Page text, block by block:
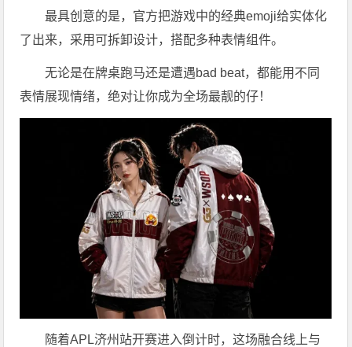
最具创意的是，官方把游戏中的经典emoji给实体化
了出来，采用可拆卸设计，搭配多种表情组件。
无论是在牌桌跑马还是遭遇bad beat，都能用不同
表情展现情绪，绝对让你成为全场最靓的仔！
随着APL济州站开赛进入倒计时，这场融合线上与